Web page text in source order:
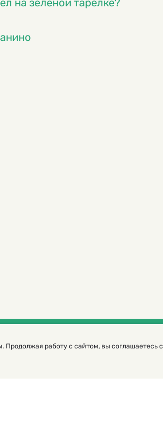
на зеленой тарелке?
для детейработу с сайтом, вы соглашаетесь с